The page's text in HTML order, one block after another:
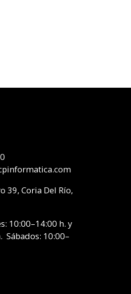
39, Coria Del Río,
10:00–14:00 h. y
Sábados: 10:00–